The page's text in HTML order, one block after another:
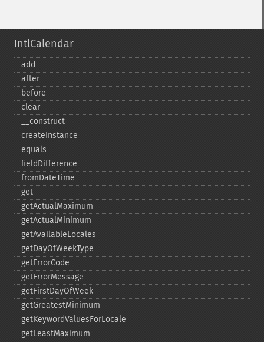
IntlCalendar
add
after
before
clear
_​_​construct
createInstance
equals
fieldDifference
fromDateTime
get
getActualMaximum
getActualMinimum
getAvailableLocales
getDayOfWeekType
getErrorCode
getErrorMessage
getFirstDayOfWeek
getGreatestMinimum
getKeywordValuesForLocale
getLeastMaximum